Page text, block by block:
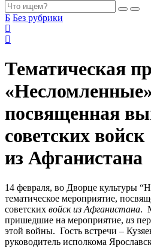
Б Без рубрики
Тематическая
посвященная
советских войск
из Афганистана
14 февраля, во Дворце культуры
тематическое мероприятие,
советских войск из Афганистана.
пришедшие на мероприятие, из
этой войны. Гость встречи –
руководитель исполкома